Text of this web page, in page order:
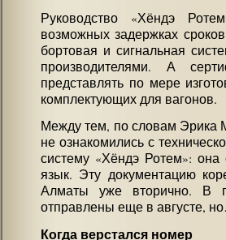
Руководство «Хёндэ
возможных задержках
бортовая и сигнальная
производителями. А
представлять по мере
комплектующих для вагонов.
Между тем, по словам Эрика
не ознакомились с
систему «Хёндэ Ротем»: она
язык. Эту документацию
Алматы уже вторично. В
отправлены еще в августе,
Когда верстался номер